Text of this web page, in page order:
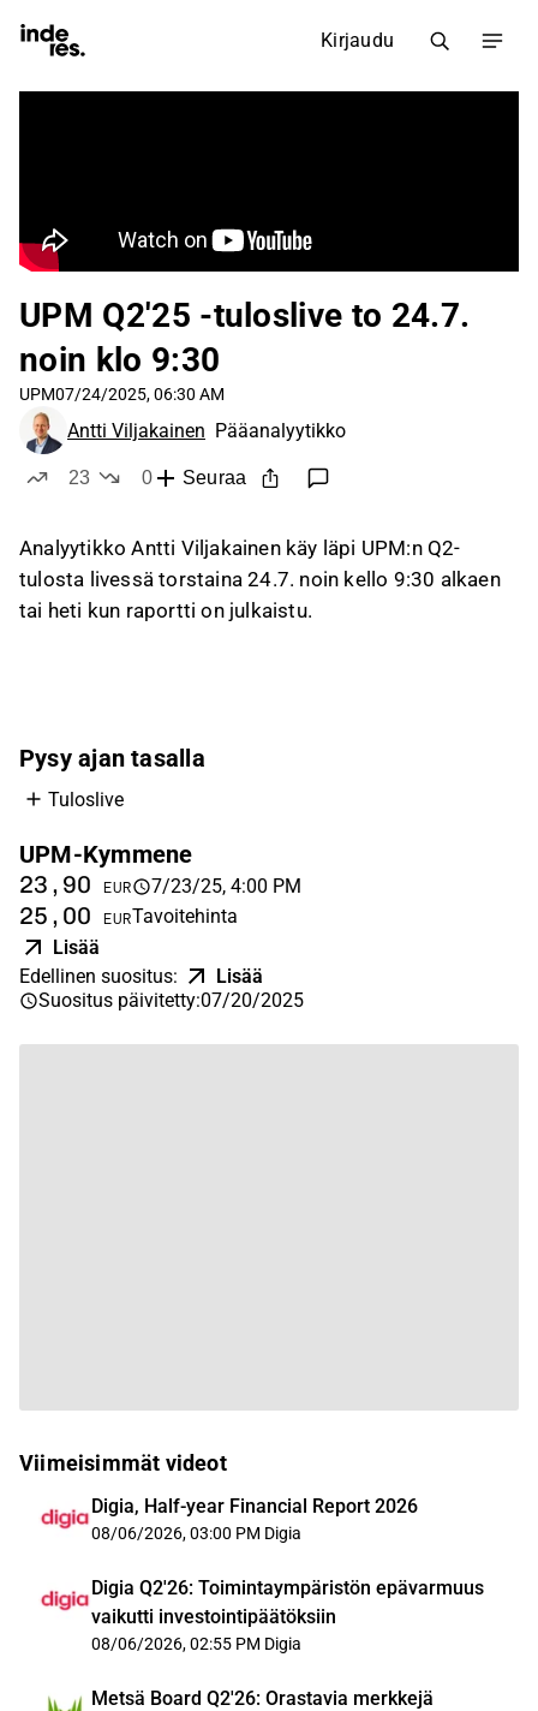
Kirjaudu
UPM Q2'25 -tuloslive to 24.7.
noin klo 9:30
UPM07/24/2025, 06:30 AM
Antti Viljakainen Pääanalyytikko
23
0
Seuraa
Analyytikko Antti Viljakainen käy läpi UPM:n Q2-
tulosta livessä torstaina 24.7. noin kello 9:30 alkaen
tai heti kun raportti on julkaistu.
Pysy ajan tasalla
Tuloslive
UPM-Kymmene
23,90 EUR 7/23/25, 4:00 PM
25,00 EURTavoitehinta
Lisää
Edellinen suositus:
Lisää
Suositus päivitetty:07/20/2025
Viimeisimmät videot
Digia, Half-year Financial Report 2026
08/06/2026, 03:00 PM Digia
Digia Q2'26: Toimintaympäristön epävarmuus
vaikutti investointipäätöksiin
08/06/2026, 02:55 PM Digia
Metsä Board Q2'26: Orastavia merkkejä